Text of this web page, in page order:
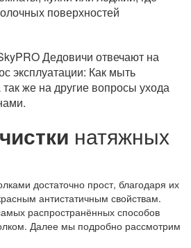
поверхностей
Дедовичи отвечают на
эксплуатации: Как мыть
же на другие вопросы ухода
натяжных
достаточно прост, благодаря их
антистатичным свойствам.
распространённых способов
Далее мы подробно рассмотрим